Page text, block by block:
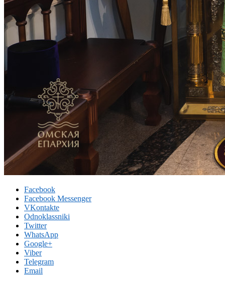
Facebook
Facebook Messenger
VKontakte
Odnoklassniki
Twitter
WhatsApp
Google+
Viber
Telegram
Email